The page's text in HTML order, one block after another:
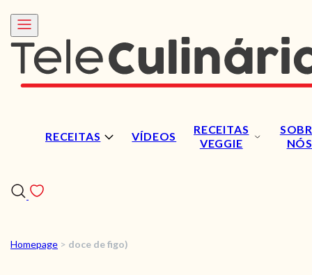
RECEITAS VÍDEOS
RECEITAS
VEGGIE
NÓS
Homepage > doce de figo)